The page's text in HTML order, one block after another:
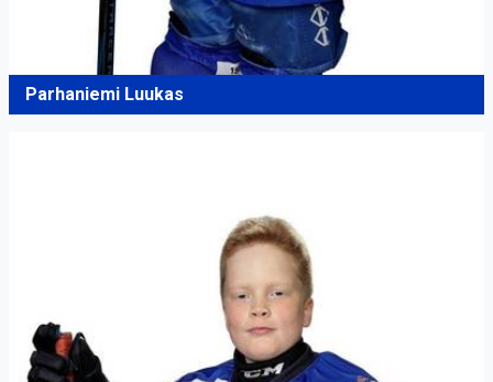
Parhaniemi Luukas